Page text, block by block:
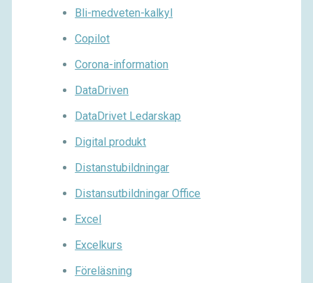
Bli-medveten-kalkyl
Copilot
Corona-information
DataDriven
DataDrivet Ledarskap
Digital produkt
Distanstubildningar
Distansutbildningar Office
Excel
Excelkurs
Föreläsning